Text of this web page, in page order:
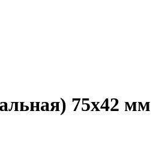
75х42 мм